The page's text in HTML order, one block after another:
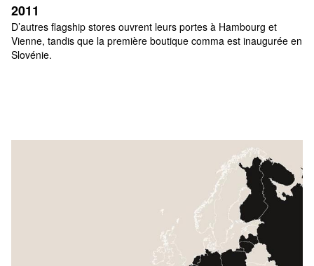
2011
D’autres flagship stores ouvrent leurs portes à Hambourg et
Vienne, tandis que la première boutique comma est inaugurée en
Slovénie.